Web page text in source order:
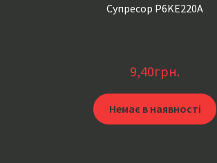
Супресор P6KE220A
9,40грн.
Немає в наявності